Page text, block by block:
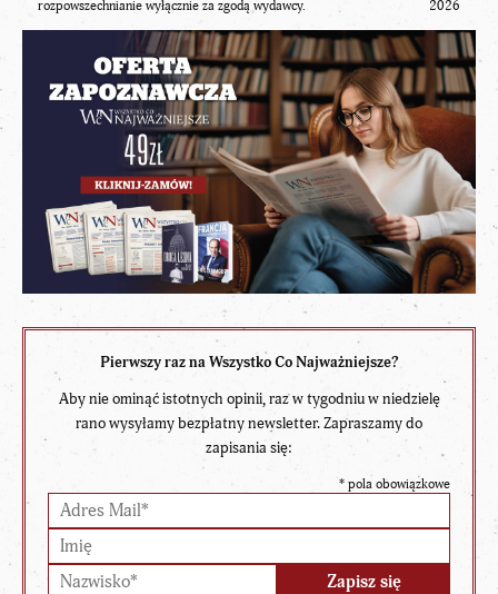
rozpowszechnianie wyłącznie za zgodą wydawcy. 2026
Pierwszy raz na Wszystko Co Najważniejsze?
Aby nie ominąć istotnych opinii, raz w tygodniu w niedzielę
rano wysyłamy bezpłatny newsletter. Zapraszamy do
zapisania się:
* pola obowiązkowe